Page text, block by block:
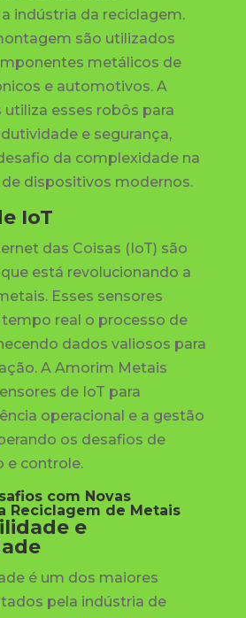
indústria da reciclagem.
são utilizados
metálicos de
e automotivos. A
esses robôs para
e segurança,
da complexidade na
dispositivos modernos.
IoT
das Coisas (IoT) são
está revolucionando a
Esses sensores
real o processo de
dados valiosos para
A Amorim Metais
de IoT para
operacional e a gestão
os desafios de
e controle.
com Novas
Reciclagem de Metais
e
é um dos maiores
pela indústria de